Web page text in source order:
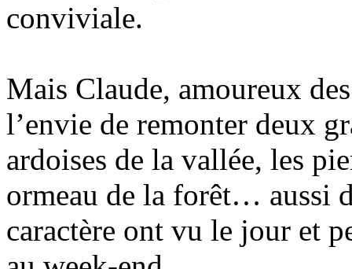
conviviale.
Mais Claude, amoureux
l’envie de remonter deux
ardoises de la vallée, les
ormeau de la forêt… aussi
caractère ont vu le jour et